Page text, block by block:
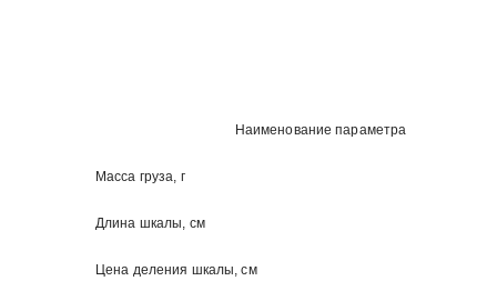
Наименование параметра
Масса груза, г
Длина шкалы, см
Цена деления шкалы, см